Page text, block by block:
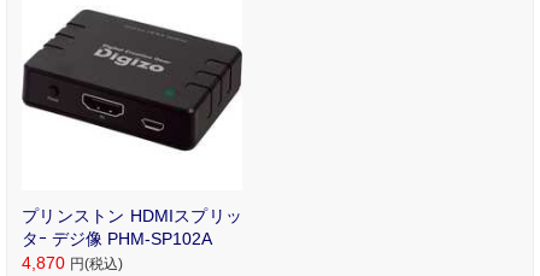
プリンストン HDMIスプリッ
タｰ デジ像 PHM-SP102A
4,870 円(税込)